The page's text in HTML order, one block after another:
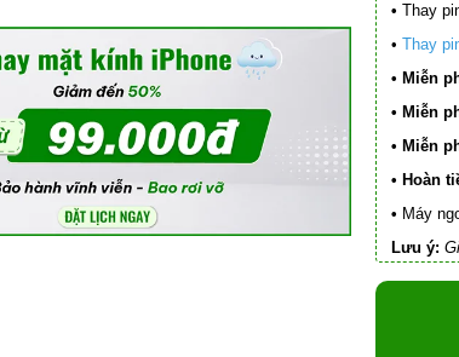
• Thay
• Thay
• Miễn
• Miễn
• Miễn
• Hoàn
• Máy
Lưu ý: